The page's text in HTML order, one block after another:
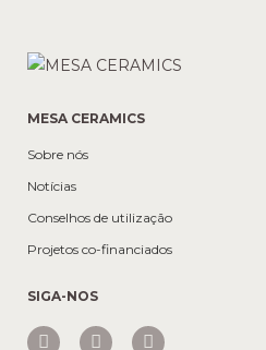
MESA CERAMICS
Sobre nós
Notícias
Conselhos de utilização
Projetos co-financiados
SIGA-NOS